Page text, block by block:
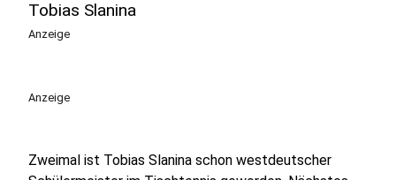
Tobias Slanina
Anzeige
Anzeige
Zweimal ist Tobias Slanina schon westdeutscher